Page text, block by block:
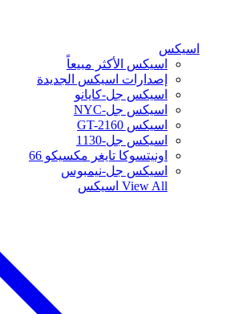
اسيكس
اسيكس الأكثر مبيعاً
إصدارات اسيكس الجديدة
اسيكس جل-كايانو
اسيكس جل-NYC
اسيكس GT-2160
اسيكس جل-1130
اونيتسوكا تايغر مكسيكو 66
اسيكس جل-نيمبوس
View All اسيكس